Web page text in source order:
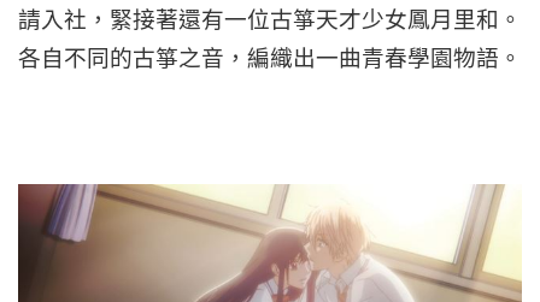
請入社，緊接著還有一位古箏天才少女鳳月里和。
各自不同的古箏之音，編織出一曲青春學園物語。